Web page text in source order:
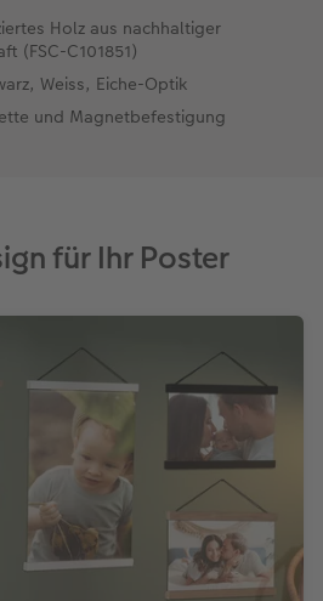
Holz aus nachhaltiger
(FSC-C101851)
Weiss, Eiche-Optik
und Magnetbefestigung
für Ihr Poster